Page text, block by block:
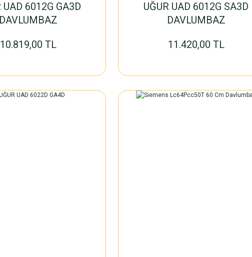
UAD 6012G GA3D
10.819,00 TL
UĞUR UAD 6012G SA3D
DAVLUMBAZ
11.420,00 TL